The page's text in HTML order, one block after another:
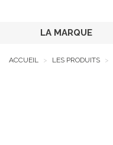
LA MARQUE
ACCUEIL LES PRODUITS